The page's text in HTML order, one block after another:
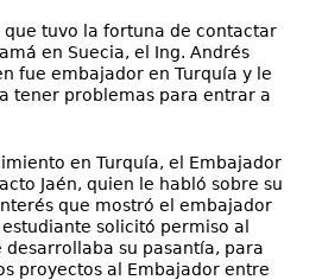
tuvo la fortuna de contactar
en Suecia, el Ing. Andrés
fue embajador en Turquía y le
tener problemas para entrar a
en Turquía, el Embajador
Jaén, quien le habló sobre su
que mostró el embajador
solicitó permiso al
desarrollaba su pasantía, para
proyectos al Embajador entre